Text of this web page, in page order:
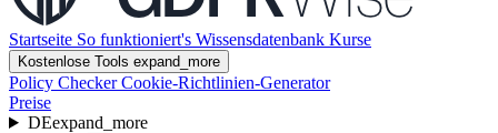
Startseite So funktioniert's Wissensdatenbank Kurse
Kostenlose Tools expand_more
Policy CheckerCookie-Richtlinien-Generator
Preise
DEexpand_more